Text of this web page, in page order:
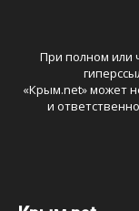
При полном или
«Крым.net» может
и